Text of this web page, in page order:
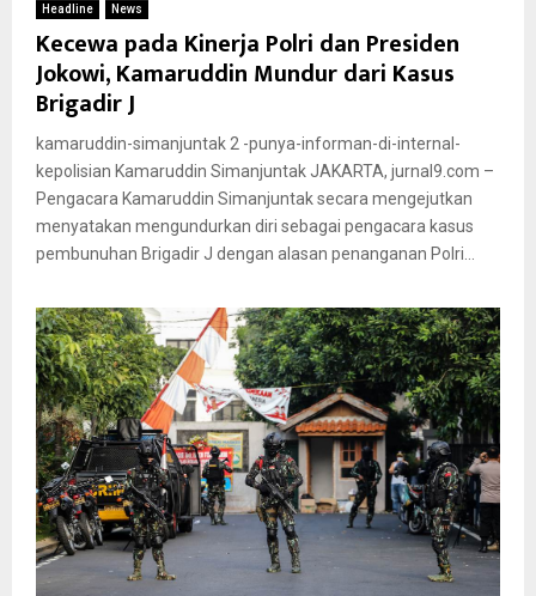
Headline News
Kecewa pada Kinerja Polri dan Presiden
Jokowi, Kamaruddin Mundur dari Kasus
Brigadir J
kamaruddin-simanjuntak 2 -punya-informan-di-internal-
kepolisian Kamaruddin Simanjuntak JAKARTA, jurnal9.com –
Pengacara Kamaruddin Simanjuntak secara mengejutkan
menyatakan mengundurkan diri sebagai pengacara kasus
pembunuhan Brigadir J dengan alasan penanganan Polri...